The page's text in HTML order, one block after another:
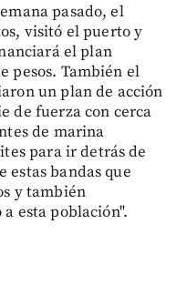
pasado, el
visitó el puerto y
el plan
pesos. También el
un plan de acción
de fuerza con cerca
de marina
para ir detrás de
estas bandas que
y también
esta población".